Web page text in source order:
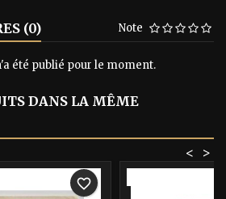
(0) Note
été publié pour le moment.
DANS LA MÊME
>
<
favorite_border